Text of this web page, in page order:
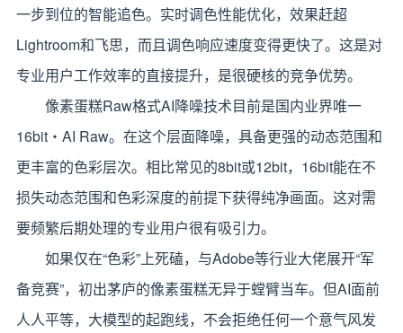
一步到位的智能追色。实时调色性能优化，效果赶超
Lightroom和飞思，而且调色响应速度变得更快了。这是对
专业用户工作效率的直接提升，是很硬核的竞争优势。
像素蛋糕Raw格式AI降噪技术目前是国内业界唯一
16bit・AI Raw。在这个层面降噪，具备更强的动态范围和
更丰富的色彩层次。相比常见的8bit或12bit，16bit能在不
损失动态范围和色彩深度的前提下获得纯净画面。这对需
要频繁后期处理的专业用户很有吸引力。
如果仅在“色彩”上死磕，与Adobe等行业大佬展开“军
备竞赛”，初出茅庐的像素蛋糕无异于螳臂当车。但AI面前
人人平等，大模型的起跑线，不会拒绝任何一个意气风发